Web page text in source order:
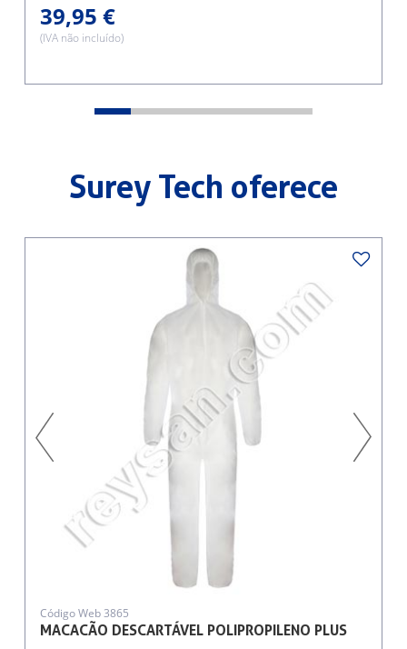
39,95 €
(IVA não incluído)
Surey Tech oferece
MACACÃO DESCARTÁVEL POLIPROPILENO PLUS
Código Web 3865